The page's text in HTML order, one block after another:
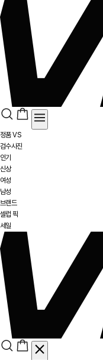
정품 VS
검수사진
인기
신상
여성
남성
브랜드
셀럽 픽
세일